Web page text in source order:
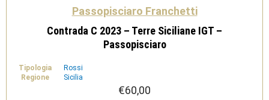
Passopisciaro Franchetti
Contrada C 2023 – Terre Siciliane IGT –
Passopisciaro
Tipologia
Rossi
Regione
Sicilia
€60,00